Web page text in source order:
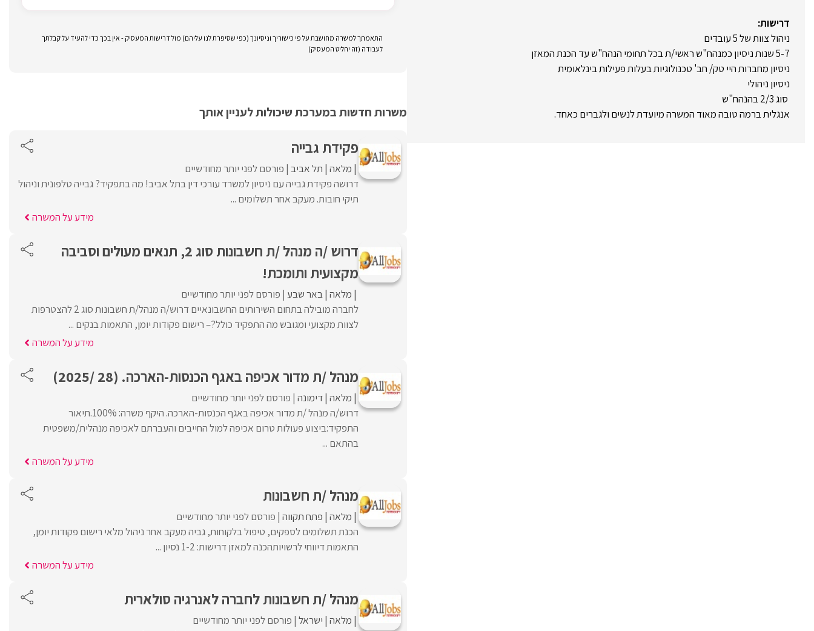
דרישות:
ניהול צוות של 5 עובדים
5-7 שנות ניסיון כמנהח"ש ראשי/ת בכל תחומי הנהח"ש עד הכנת המאזן
ניסיון מחברות היי טק/ חב' טכנולוגיות בעלות פעילות בינלאומית
ניסיון ניהולי
סוג 2/3 בהנהח"ש
אנגלית ברמה טובה מאוד המשרה מיועדת לנשים ולגברים כאחד.
התאמתך למשרה מחושבת על פי כישוריך וניסיונך (כפי שסיפרת לנו עליהם) מול דרישות המעסיק - אין בכך כדי להעיד על קבלתך
לעבודה (זה יחליט המעסיק)
משרות חדשות במערכת שיכולות לעניין אותך
פקידת גבייה
מלאה תל אביב פורסם לפני יותר מחודשיים
דרושה פקידת גבייה עם ניסיון למשרד עורכי דין בתל אביב! מה בתפקיד? גבייה טלפונית וניהול
תיקי חובות. מעקב אחר תשלומים ...
מידע על המשרה
דרוש /ה מנהל /ת חשבונות סוג 2, תנאים מעולים וסביבה
מקצועית ותומכת!
מלאה באר שבע פורסם לפני יותר מחודשיים
לחברה מובילה בתחום השירותים החשבונאיים דרוש/ה מנהל/ת חשבונות סוג 2 להצטרפות
לצוות מקצועי ומגובש מה התפקיד כולל?– רישום פקודות יומן, התאמות בנקים ...
מידע על המשרה
מנהל /ת מדור אכיפה באגף הכנסות-הארכה. (28 /2025)
מלאה דימונה פורסם לפני יותר מחודשיים
דרוש/ה מנהל /ת מדור אכיפה באגף הכנסות-הארכה. היקף משרה: 100%.תיאור
התפקיד:ביצוע פעולות טרום אכיפה למול החייבים והעברתם לאכיפה מנהלית/משפטית
בהתאם ...
מידע על המשרה
מנהל /ת חשבונות
מלאה פתח תקווה פורסם לפני יותר מחודשיים
הכנת תשלומים לספקים, טיפול בלקוחות, גביה מעקב אחר ניהול מלאי רישום פקודות יומן,
התאמות דיווחי לרשויותהכנה למאזן דרישות: 1-2 נסיון ...
מידע על המשרה
מנהל /ת חשבונות לחברה לאנרגיה סולארית
מלאה ישראל פורסם לפני יותר מחודשיים